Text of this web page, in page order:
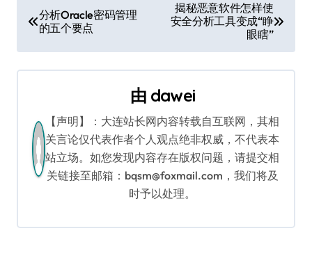
章
导
分析Oracle密码管理
的五个要点
揭秘恶意软件怎样使
安全分析工具变成“睁
眼瞎”
由 dawei
【声明】：大连站长网内容转载自互联网，其相
关言论仅代表作者个人观点绝非权威，不代表本
站立场。如您发现内容存在版权问题，请提交相
关链接至邮箱：bqsm@foxmail.com，我们将及
时予以处理。